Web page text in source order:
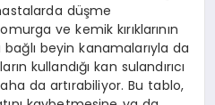
düşme
ve kemik kırıklarının
beyin kanamalarıyla da
kullandığı kan sulandırıcı
da artırabiliyor. Bu tablo,